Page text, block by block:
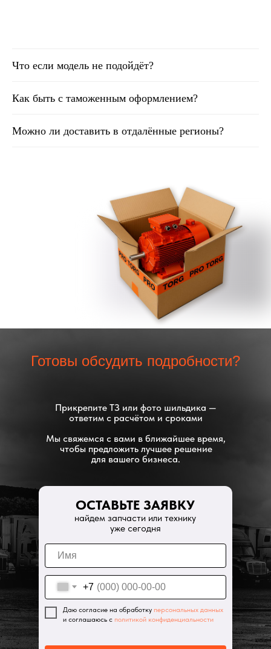
Что если модель не подойдёт?
Как быть с таможенным оформлением?
Можно ли доставить в отдалённые регионы?
ОСТАВЬТЕ ЗАЯВКУ
найдем запчасти или технику
уже сегодня
+7
Даю согласие на обработку персональных данных
и соглашаюсь с политикой конфиденциальности
Прикрепите ТЗ или фото шильдика —
ответим с расчётом и сроками
Мы свяжемся с вами в ближайшее время,
чтобы предложить лучшее решение
для вашего бизнеса.
Готовы обсудить подробности?